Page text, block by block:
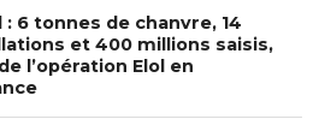
: 6 tonnes de chanvre, 14
et 400 millions saisis,
l’opération Elol en